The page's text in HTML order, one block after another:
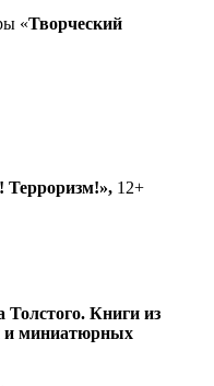
«Творческий
Терроризм!», 12+
Книги из
и миниатюрных